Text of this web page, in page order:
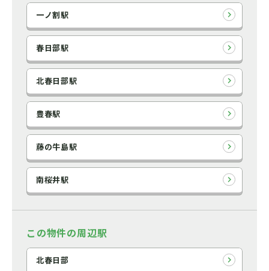
一ノ割駅
春日部駅
北春日部駅
豊春駅
藤の牛島駅
南桜井駅
この物件の周辺駅
北春日部